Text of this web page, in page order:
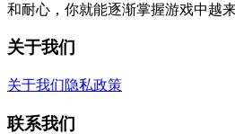
和耐心，你就能逐渐掌握游戏中越
关于我们
关于我们隐私政策
联系我们